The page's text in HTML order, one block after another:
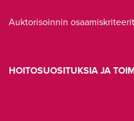
Auktorisoinnin osaamiskriteerit
HOITOSUOSITUKSIA JA